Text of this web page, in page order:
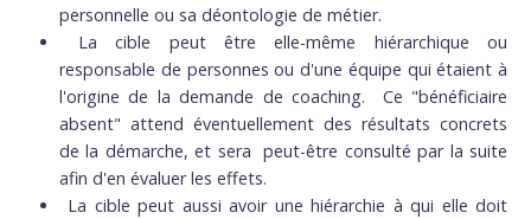
personnelle ou sa déontologie de métier.
La cible peut être elle-même hiérarchique ou
responsable de personnes ou d'une équipe qui étaient à
l'origine de la demande de coaching. Ce "bénéficiaire
absent" attend éventuellement des résultats concrets
de la démarche, et sera peut-être consulté par la suite
afin d'en évaluer les effets.
La cible peut aussi avoir une hiérarchie à qui elle doit